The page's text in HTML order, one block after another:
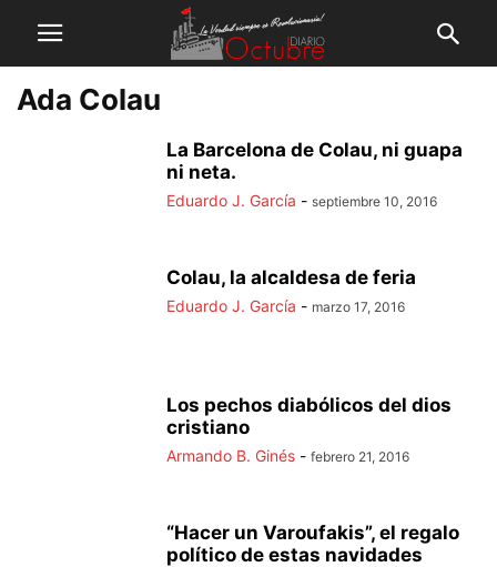
Ada Colau
La Barcelona de Colau, ni guapa
ni neta.
Eduardo J. García - septiembre 10, 2016
Colau, la alcaldesa de feria
Eduardo J. García - marzo 17, 2016
Los pechos diabólicos del dios
cristiano
Armando B. Ginés - febrero 21, 2016
“Hacer un Varoufakis”, el regalo
político de estas navidades